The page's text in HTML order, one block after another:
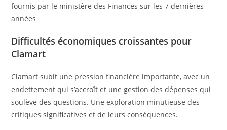
fournis par le ministère des Finances sur les 7 dernières
années
Difficultés économiques croissantes pour
Clamart
Clamart subit une pression financière importante, avec un
endettement qui s’accroît et une gestion des dépenses qui
soulève des questions. Une exploration minutieuse des
critiques significatives et de leurs conséquences.